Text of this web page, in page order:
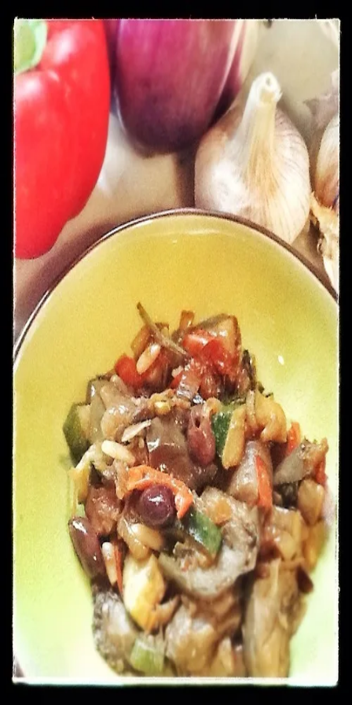
Recettes
Traiteur
Tag
#coeur de celeri
1recette
dans cette sélection.
Voir dans la recherche
Caponata
Pour profiter des derniers légumes d’été
http://mangiareridere.fr/tag/caponata/
30 min
Plats
#Accompagnement#aubergine#caponata